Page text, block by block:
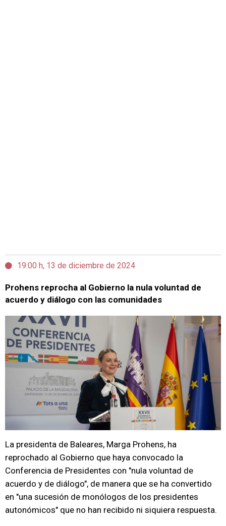
19:00 h, 13 de diciembre de 2024
Prohens reprocha al Gobierno la nula voluntad de
acuerdo y diálogo con las comunidades
La presidenta de Baleares, Marga Prohens, ha
reprochado al Gobierno que haya convocado la
Conferencia de Presidentes con "nula voluntad de
acuerdo y de diálogo", de manera que se ha convertido
en "una sucesión de monólogos de los presidentes
autonómicos" que no han recibido ni siquiera respuesta.